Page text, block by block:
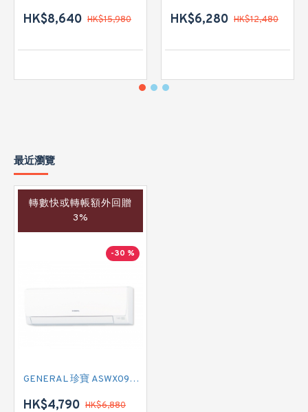
HK$8,640 HK$15,980 HK$6,280 HK$12,480
最近瀏覽
轉數快或轉帳額外回贈
3%
-30 %
GENERAL 珍寶 ASWX09BNTA 一匹 淨冷型窗口分體式冷氣機 (附遙控)
HK$4,790 HK$6,880